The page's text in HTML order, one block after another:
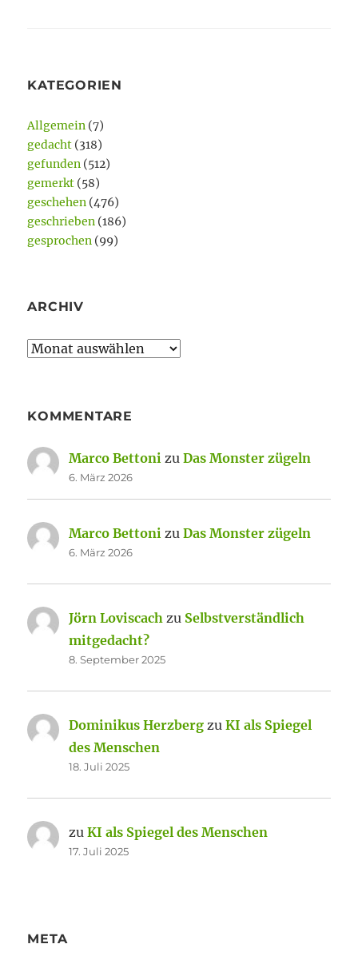
KATEGORIEN
Allgemein (7)
gedacht (318)
gefunden (512)
gemerkt (58)
geschehen (476)
geschrieben (186)
gesprochen (99)
ARCHIV
Archiv
KOMMENTARE
Marco Bettoni zuDas Monster zügeln
6. März 2026
Marco Bettoni zuDas Monster zügeln
6. März 2026
Jörn Loviscach zu Selbstverständlich
mitgedacht?
8. September 2025
Dominikus Herzberg zuKI als Spiegel
des Menschen
18. Juli 2025
zuKI als Spiegel des Menschen
17. Juli 2025
META